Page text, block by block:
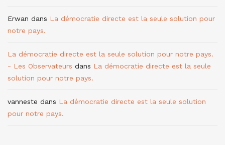
Erwan dans La démocratie directe est la seule solution pour
notre pays.
La démocratie directe est la seule solution pour notre pays.
- Les Observateurs dans La démocratie directe est la seule
solution pour notre pays.
vanneste dans La démocratie directe est la seule solution
pour notre pays.